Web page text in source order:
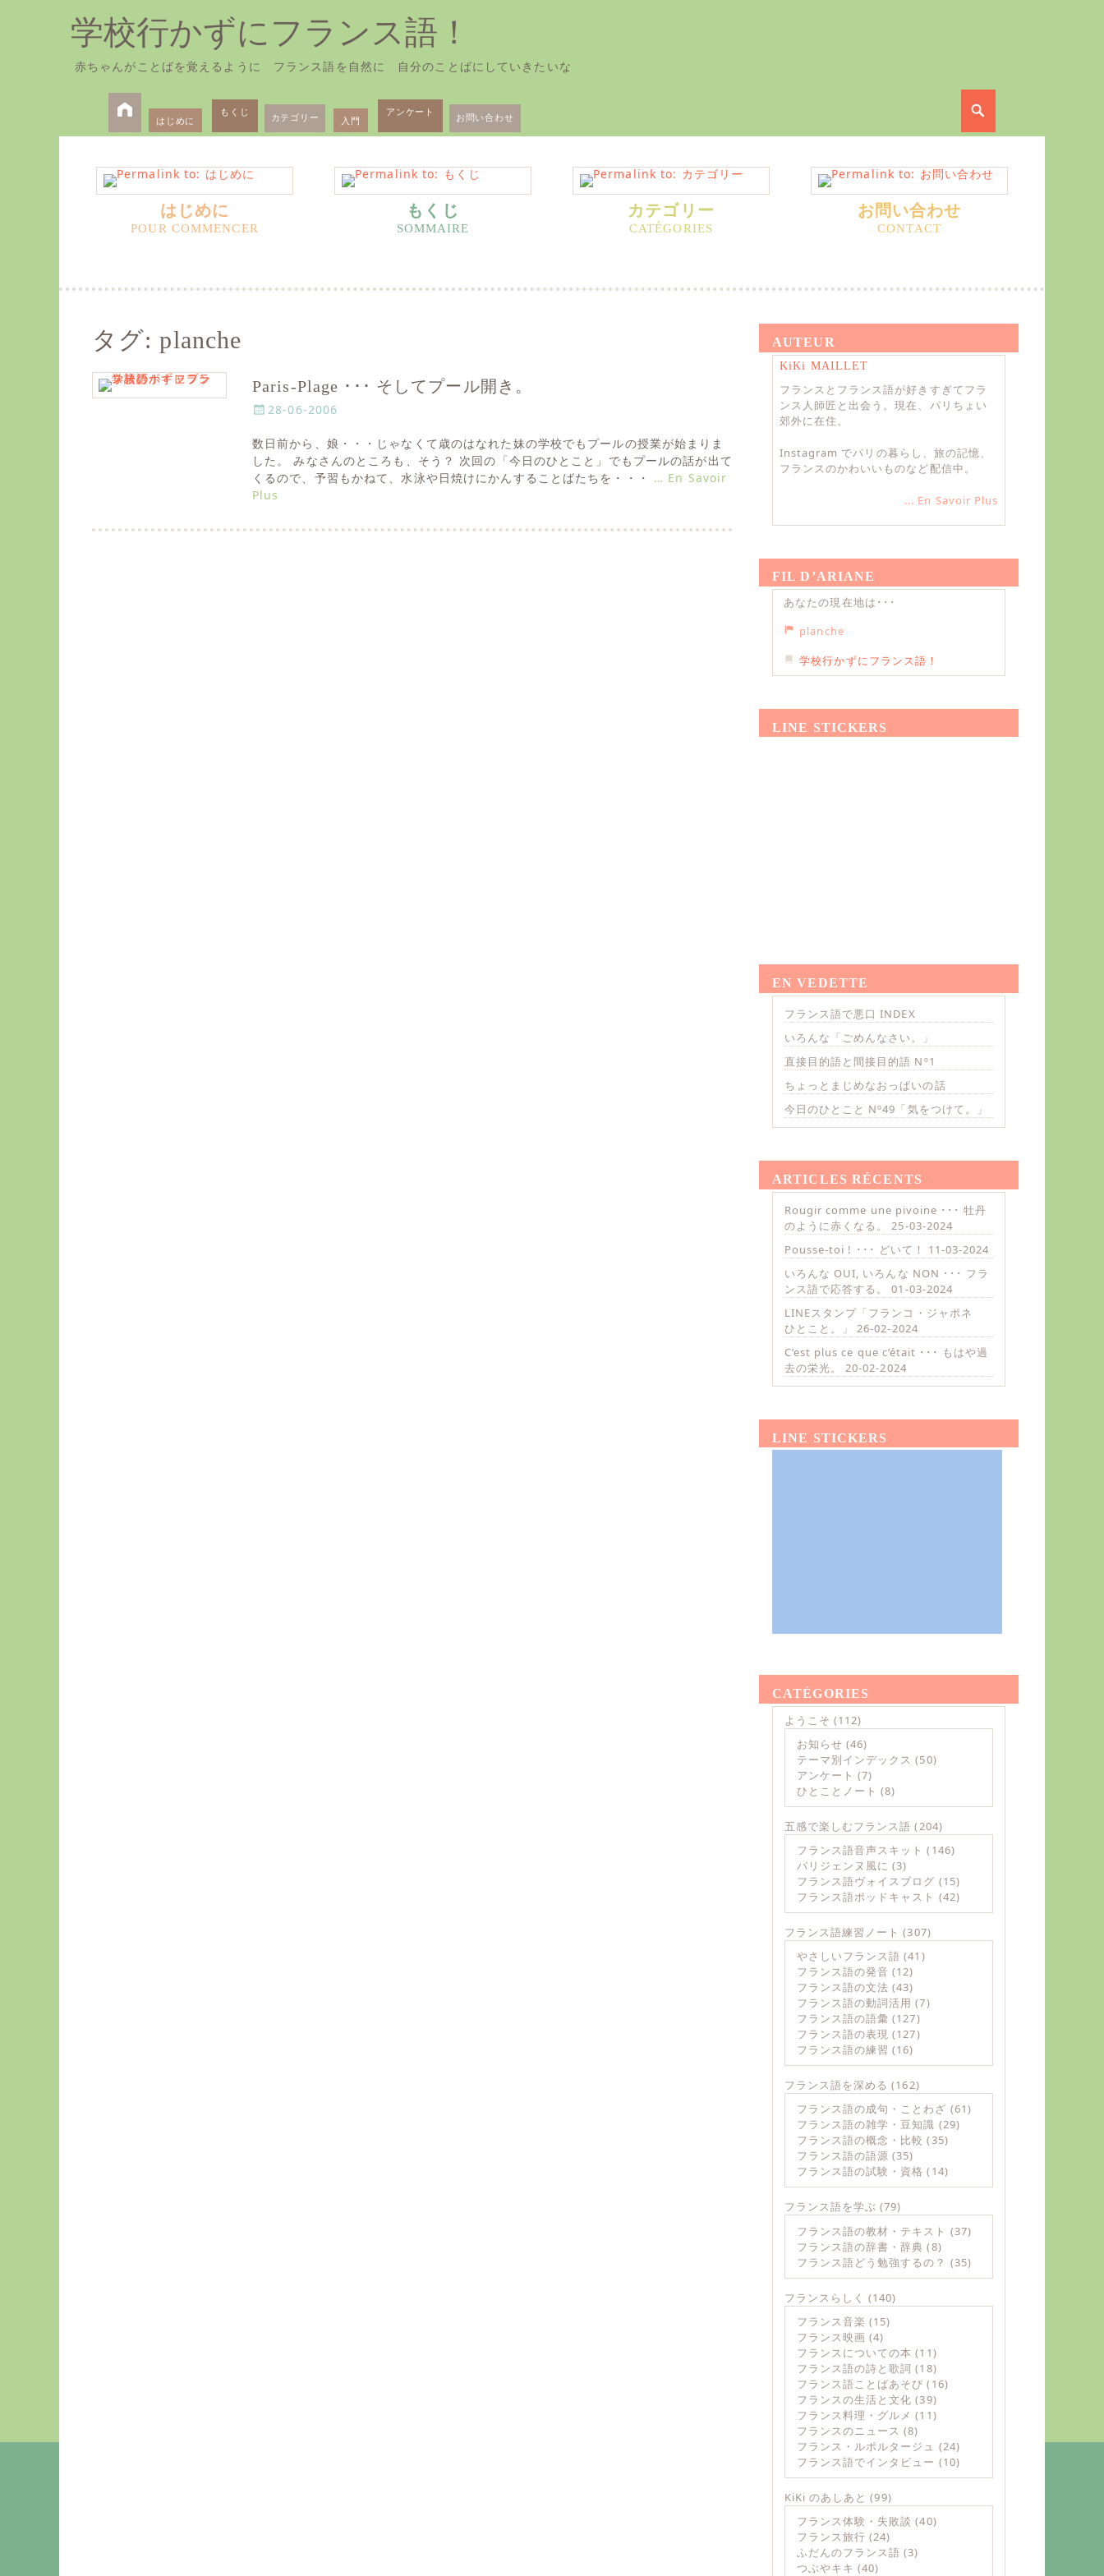
学校行かずにフランス語！
赤ちゃんがことばを覚えるように フランス語を自然に 自分のことばにしていきたいな
Primary
Menu
Skip
to
content
はじめに
もくじ カテゴリー 入門
アンケート お問い合わせ
はじめに もくじ カテゴリー お問い合わせ
タグ:planche
Paris-Plage ･･･ そしてプール開き。
P
s
t
e
d
n
28-06-2006
数日前から、娘・・・じゃなくて歳のはなれた妹の学校でもプールの授業が始まりま
した。 みなさんのところも、そう？ 次回の「今日のひとこと」でもプールの話が出て
くるので、予習もかねて、水泳や日焼けにかんすることばたちを・・・ … En Savoir
Plus
AUTEUR
KiKi MAILLET
フランスとフランス語が好きすぎてフラ
ンス人師匠と出会う。現在、パリちょい
郊外に在住。
Instagram でパリの暮らし、旅の記憶、
フランスのかわいいものなど配信中。
... En Savoir Plus
FIL D’ARIANE
あなたの現在地は･･･
planche
学校行かずにフランス語！
LINE STICKERS
EN VEDETTE
フランス語で悪口 INDEX
いろんな「ごめんなさい。」
直接目的語と間接目的語 Nº1
ちょっとまじめなおっぱいの話
今日のひとこと Nº49「気をつけて。」
ARTICLES RÉCENTS
Rougir comme une pivoine ･･･ 牡丹
のように赤くなる。
25-03-2024
Pousse-toi ! ･･･ どいて！
11-03-2024
いろんな OUI, いろんな NON ･･･ フラ
ンス語で応答する。
01-03-2024
LINEスタンプ「フランコ・ジャポネ
ひとこと。」
26-02-2024
C’est plus ce que c’était ･･･ もはや過
去の栄光。
20-02-2024
LINE STICKERS
CATÉGORIES
ようこそ (112)
お知らせ (46)
テーマ別インデックス (50)
アンケート (7)
ひとことノート (8)
五感で楽しむフランス語 (204)
フランス語音声スキット (146)
パリジェンヌ風に (3)
フランス語ヴォイスブログ (15)
フランス語ポッドキャスト (42)
フランス語練習ノート (307)
やさしいフランス語 (41)
フランス語の発音 (12)
フランス語の文法 (43)
フランス語の動詞活用 (7)
フランス語の語彙 (127)
フランス語の表現 (127)
フランス語の練習 (16)
フランス語を深める (162)
フランス語の成句・ことわざ (61)
フランス語の雑学・豆知識 (29)
フランス語の概念・比較 (35)
フランス語の語源 (35)
フランス語の試験・資格 (14)
フランス語を学ぶ (79)
フランス語の教材・テキスト (37)
フランス語の辞書・辞典 (8)
フランス語どう勉強するの？ (35)
フランスらしく (140)
フランス音楽 (15)
フランス映画 (4)
フランスについての本 (11)
フランス語の詩と歌詞 (18)
フランス語ことばあそび (16)
フランスの生活と文化 (39)
フランス料理・グルメ (11)
フランスのニュース (8)
フランス・ルポルタージュ (24)
フランス語でインタビュー (10)
KiKi のあしあと (99)
フランス体験・失敗談 (40)
フランス旅行 (24)
ふだんのフランス語 (3)
つぶやキキ (40)